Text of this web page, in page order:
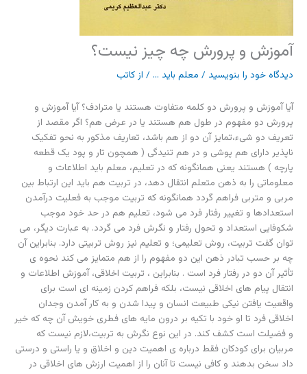
آموزش و پرورش چه چیز نیست؟
دیدگاه‌ خود را بنویسید / معلم باید ... / از کاتب
آیا آموزش و پرورش دو کلمه متفاوت هستند یا مترادف؟ آیا آموزش و
پرورش دو مفهوم در طول هم هستند یا در عرض هم؟ اگر مقصد از
تعریف دو شیء،تمایز آن دو از هم باشد، تعاریف مذکور به نحو تفکیک
ناپذیر دارای هم پوشی و در هم تنیدگی ( همچون تار و پود یک قطعه
پارچه ) هستند یعنی همانگونه که در تعلیم، معلم باید اطلاعات و
معلوماتی را به ذهن متعلم انتقال دهد، در تربیت هم باید این ارتباط بین
مربی و متربی فراهم گردد همانگونه که تربیت موجب به فعلیت درآمدن
استعدادها و تغییر رفتار فرد می شود، تعلیم هم در حد خود موجب
شکوفایی استعداد و تحول رفتار و نگرش فرد می گردد. به عبارت دیگر، می
توان گفت تربیت، روش تعلیمی؛ و تعلیم نیز روش تربیتی دارد. بنابراین آن
چه بر حسب تبادر ذهن این دو مفهوم را از هم متمایز می کند نحوه ی
تأثیر آن دو در رفتار فرد است . بنابراین ، تربیت اخلاقی، آموزش اطلاعات و
انتقال پیام های اخلاقی نیست، بلکه فراهم کردن زمینه ای است برای
واقعیت یافتن نیکی طبیعت انسان و پیدا شدن و به کار آمدن وجدان
اخلاقی فرد تا او خود با تکیه بر درون مایه های فطری خویش آن چه که خیر
و فضیلت است کشف کند. در این نوع نگرش به تربیت،لازم نیست که
مربیان برای کودکان فقط درباره ی اهمیت دین و اخلاق و یا راستی و درستی
داد سخن بدهند و کافی نیست تا آنان را از اهمیت ارزش های اخلاقی در